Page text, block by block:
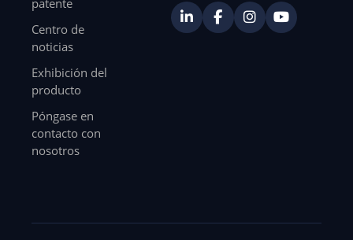
patente
Centro de
noticias
Exhibición del
producto
Póngase en
contacto con
nosotros